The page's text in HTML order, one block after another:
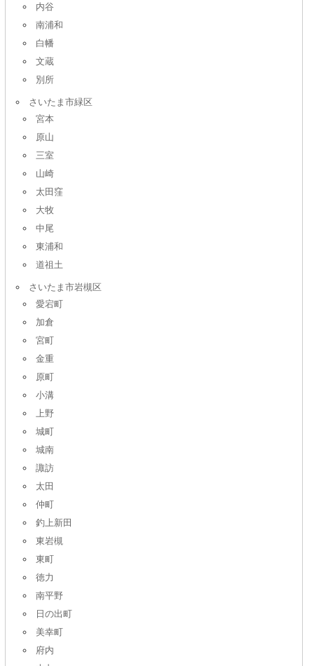
内谷
南浦和
白幡
文蔵
別所
さいたま市緑区
宮本
原山
三室
山崎
太田窪
大牧
中尾
東浦和
道祖土
さいたま市岩槻区
愛宕町
加倉
宮町
金重
原町
小溝
上野
城町
城南
諏訪
太田
仲町
釣上新田
東岩槻
東町
徳力
南平野
日の出町
美幸町
府内